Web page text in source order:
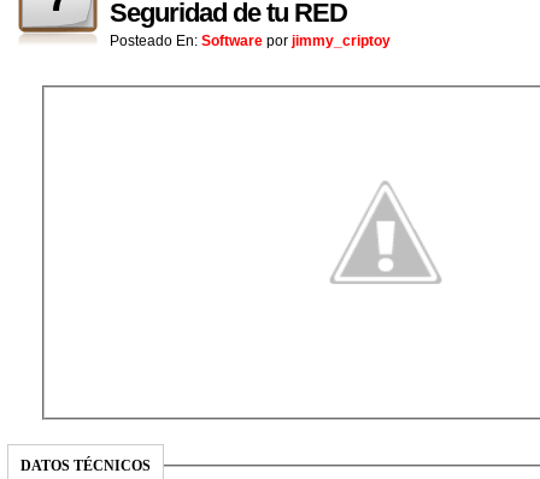
Seguridad de tu RED
Posteado En: Software por jimmy_criptoy
DATOS TÉCNICOS